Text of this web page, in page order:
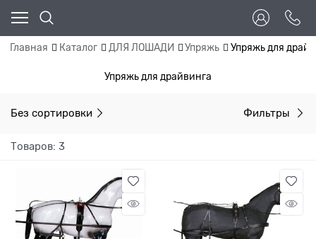
Главная Каталог ДЛЯ ЛОШАДИ Упряжь Упряжь для
Упряжь для драйвинга
Без сортировки Фильтры
Товаров: 3